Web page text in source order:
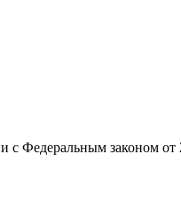
с Федеральным законом